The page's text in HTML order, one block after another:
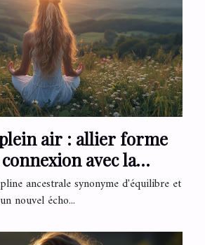
air : allier forme
avec la
ancestrale synonyme d'équilibre et
nouvel écho...